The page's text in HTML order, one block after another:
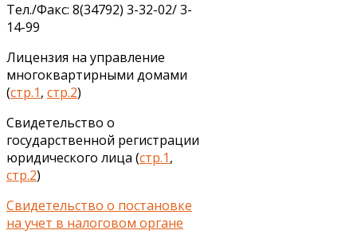
Тел./Факс: 8(34792) 3-32-02/ 3-
14-99
Лицензия на управление
многоквартирными домами
(стр.1, стр.2)
Свидетельство о
государственной регистрации
юридического лица (стр.1,
стр.2)
Свидетельство о постановке
на учет в налоговом органе